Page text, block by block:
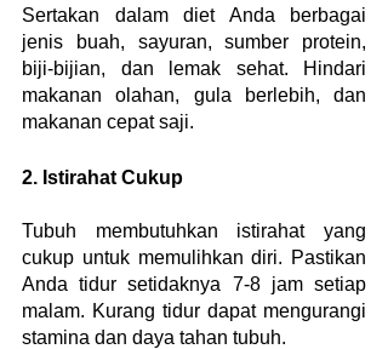
Sertakan dalam diet Anda berbagai
jenis buah, sayuran, sumber protein,
biji-bijian, dan lemak sehat. Hindari
makanan olahan, gula berlebih, dan
makanan cepat saji.
2. Istirahat Cukup
Tubuh membutuhkan istirahat yang
cukup untuk memulihkan diri. Pastikan
Anda tidur setidaknya 7-8 jam setiap
malam. Kurang tidur dapat mengurangi
stamina dan daya tahan tubuh.